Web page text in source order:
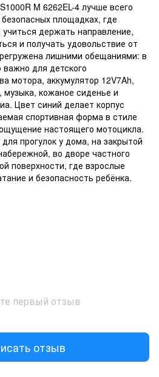
M 6262EL-4 лучше всего
площадках, где
держать направление,
и получать удовольствие от
лишними обещаниями: в
для детского
мотора, аккумулятор 12V7Ah,
музыка, кожаное сиденье и
Цвет синий делает корпус
спортивная форма в стиле
настоящего мотоцикла.
прогулок у дома, на закрытой
во дворе частного
поверхности, где взрослые
и безопасность ребёнка.
первый отзыв
отзыв